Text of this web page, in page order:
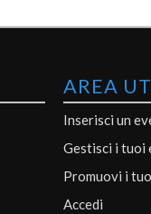
AREA
Inserisci un
Gestisci i tuoi
Promuovi i
Accedi